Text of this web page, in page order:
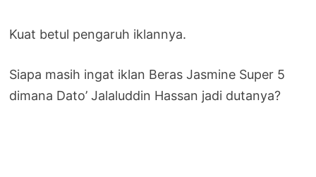
Kuat betul pengaruh iklannya.
Siapa masih ingat iklan Beras Jasmine Super 5
dimana Dato’ Jalaluddin Hassan jadi dutanya?